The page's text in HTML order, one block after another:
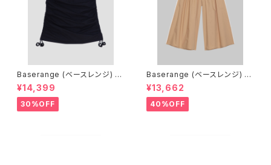
Baserange (ベースレンジ) PI
CTORIAL SKIRT (BLACK)
¥14,399
30%OFF
Baserange (ベースレンジ) C
ABLE PANTS (MARBLE BRO
WN)
¥13,662
40%OFF